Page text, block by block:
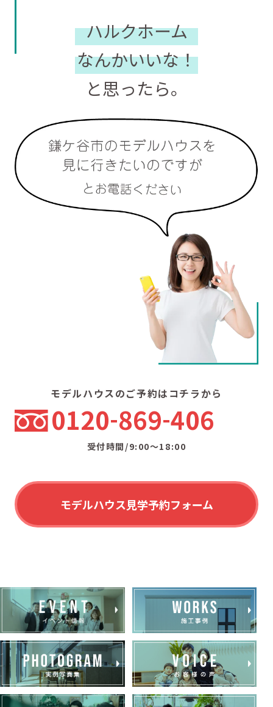
ハルクホーム
なんかいいな！
と思ったら。
モデルハウスのご予約はコチラから
0120 869 406
受付時間/9:00〜18:00
モデルハウス見学予約フォーム